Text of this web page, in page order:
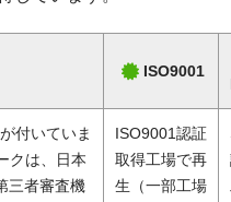
ISO9001
付いていま
クは、日本
三者審査機
ISO9001認証
取得工場で再
生（一部工場